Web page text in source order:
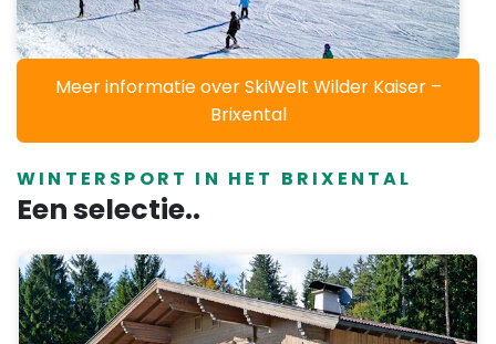
Meer informatie over SkiWelt Wilder Kaiser –
Brixental
WINTERSPORT IN HET BRIXENTAL
Een selectie..